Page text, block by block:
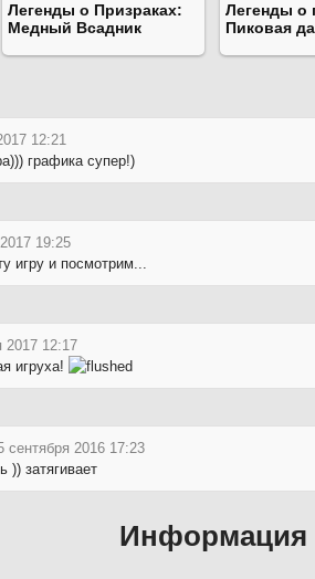
Легенды о Призраках:
Медный Всадник
Легенды о
Пиковая
12:21
графика супер!)
19:25
игру и посмотрим...
2017 12:17
игруха!
сентября 2016 17:23
)) затягивает
Информация